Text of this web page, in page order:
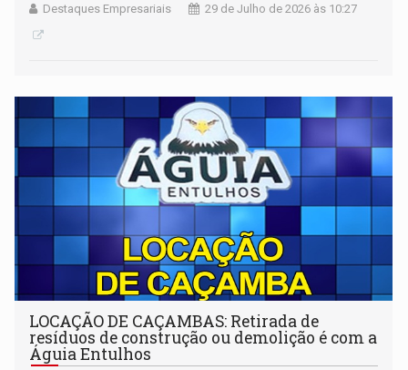
Destaques Empresariais 29 de Julho de 2026 às 10:27
LOCAÇÃO DE CAÇAMBAS: Retirada de
resíduos de construção ou demolição é com a
Águia Entulhos